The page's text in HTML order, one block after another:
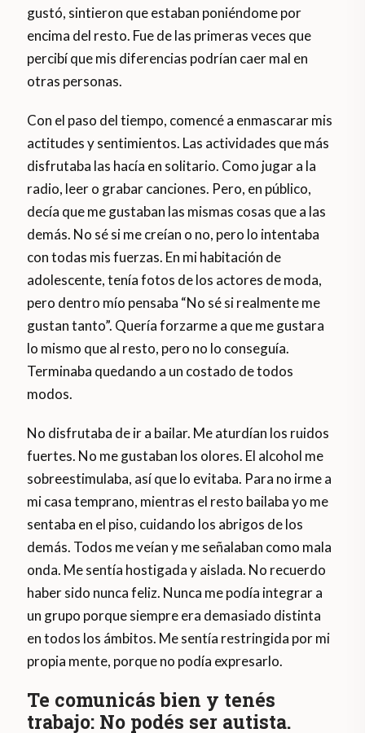
gustó, sintieron que estaban poniéndome por
encima del resto. Fue de las primeras veces que
percibí que mis diferencias podrían caer mal en
otras personas.
Con el paso del tiempo, comencé a enmascarar mis
actitudes y sentimientos. Las actividades que más
disfrutaba las hacía en solitario. Como jugar a la
radio, leer o grabar canciones. Pero, en público,
decía que me gustaban las mismas cosas que a las
demás. No sé si me creían o no, pero lo intentaba
con todas mis fuerzas. En mi habitación de
adolescente, tenía fotos de los actores de moda,
pero dentro mío pensaba “No sé si realmente me
gustan tanto”. Quería forzarme a que me gustara
lo mismo que al resto, pero no lo conseguía.
Terminaba quedando a un costado de todos
modos.
No disfrutaba de ir a bailar. Me aturdían los ruidos
fuertes. No me gustaban los olores. El alcohol me
sobreestimulaba, así que lo evitaba. Para no irme a
mi casa temprano, mientras el resto bailaba yo me
sentaba en el piso, cuidando los abrigos de los
demás. Todos me veían y me señalaban como mala
onda. Me sentía hostigada y aislada. No recuerdo
haber sido nunca feliz. Nunca me podía integrar a
un grupo porque siempre era demasiado distinta
en todos los ámbitos. Me sentía restringida por mi
propia mente, porque no podía expresarlo.
Te comunicás bien y tenés
trabajo: No podés ser autista.